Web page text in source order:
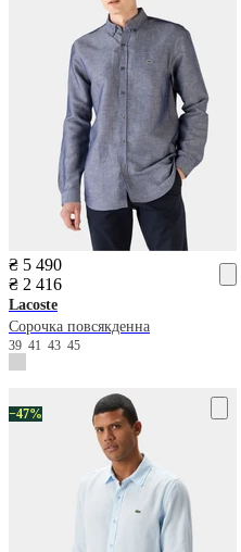
₴ 5 490
₴ 2 416
Lacoste
Сорочка повсякденна
39 41 43 45
−47%